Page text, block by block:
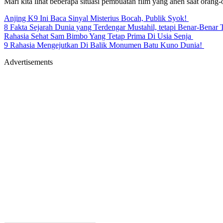
Anjing K9 Ini Baca Sinyal Misterius Bocah, Publik Syok!
8 Fakta Sejarah Dunia yang Terdengar Mustahil, tetapi Benar-Benar
Rahasia Sehat Sam Bimbo Yang Tetap Prima Di Usia Senja
9 Rahasia Mengejutkan Di Balik Monumen Batu Kuno Dunia!
Advertisements